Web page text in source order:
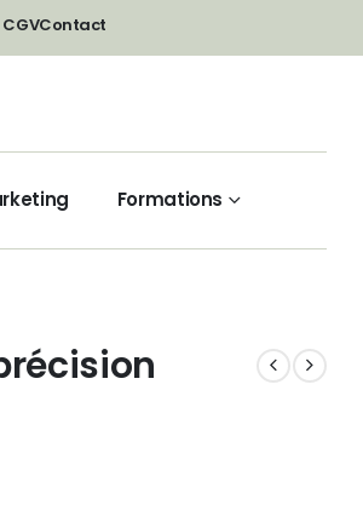
CGVContact
Formations